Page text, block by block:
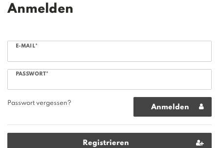
Anmelden
E-MAIL*
PASSWORT*
Passwort vergessen?
Anmelden
Registrieren